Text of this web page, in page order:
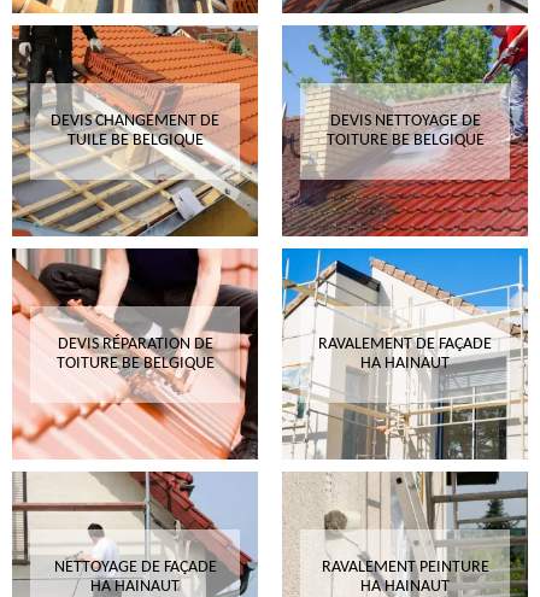
DEVIS CHANGEMENT DE
TUILE BE BELGIQUE
DEVIS NETTOYAGE DE
TOITURE BE BELGIQUE
DEVIS RÉPARATION DE
TOITURE BE BELGIQUE
RAVALEMENT DE FAÇADE
HA HAINAUT
NETTOYAGE DE FAÇADE
HA HAINAUT
RAVALEMENT PEINTURE
HA HAINAUT